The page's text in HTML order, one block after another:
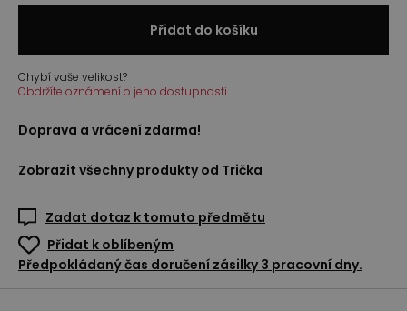
Přidat do košíku
Chybí vaše velikost?
Obdržíte oznámení o jeho dostupnosti
Doprava a vrácení zdarma!
Zobrazit všechny produkty od Trička
Zadat dotaz k tomuto předmětu
Přidat k oblíbeným
Předpokládaný čas doručení zásilky 3 pracovní dny.